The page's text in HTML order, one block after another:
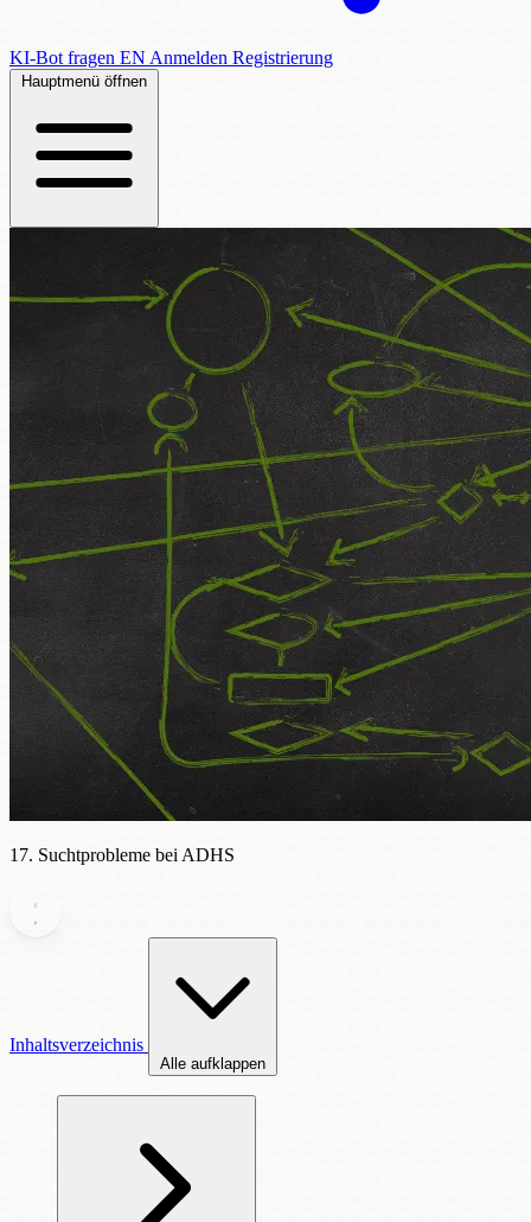
KI-Bot fragen EN Anmelden Registrierung
Hauptmenü öffnen
17. Suchtprobleme bei ADHS
Inhaltsverzeichnis
Alle aufklappen